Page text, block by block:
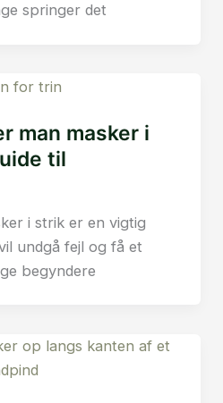
springer det
man masker i
til
i strik er en vigtig
undgå fejl og få et
begyndere